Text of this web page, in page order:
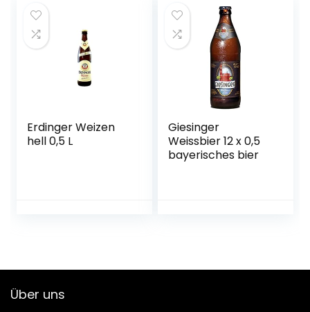
Erdinger Weizen
hell 0,5 L
Giesinger
Weissbier 12 x 0,5
bayerisches bier
Über uns